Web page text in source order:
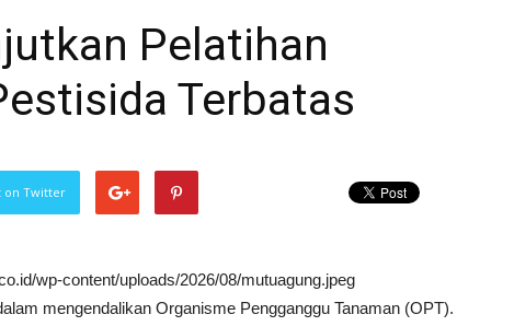
Pelatihan
Terbatas
on Twitter
wp-content/uploads/2026/08/mutuagung.jpeg
mengendalikan Organisme Pengganggu Tanaman (OPT).